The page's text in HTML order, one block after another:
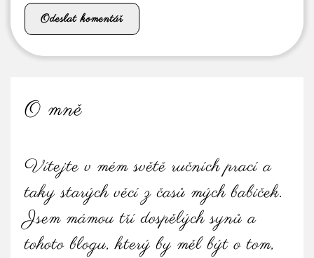
O mně
Vítejte v mém světě ručních prací a
taky starých věcí z časů mých babiček.
Jsem mámou tří dospělých synů a
tohoto blogu, který by měl být o tom,